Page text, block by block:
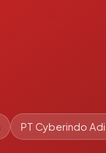
PT Cyberindo